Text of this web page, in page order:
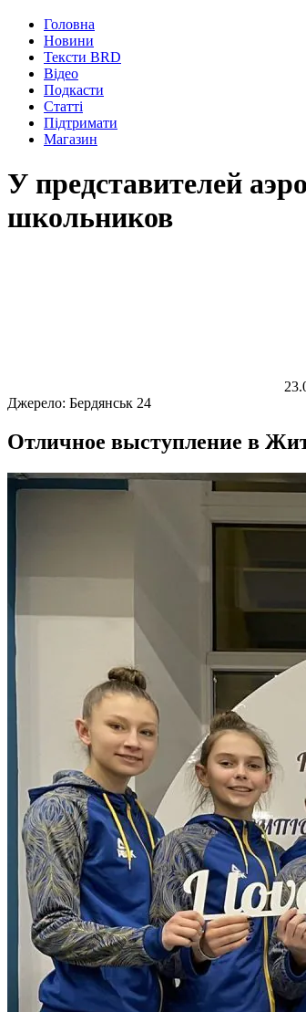
Головна
Новини
Тексти BRD
Відео
Подкасти
Статті
Підтримати
Магазин
У представителей
школьников
Джерело: Бердянськ 24
Отличное выступление в